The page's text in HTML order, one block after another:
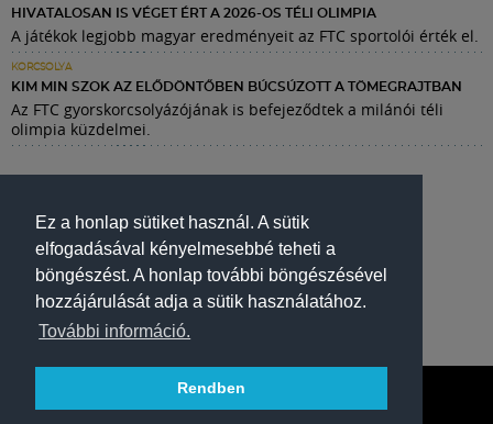
Ez a honlap sütiket használ. A sütik
elfogadásával kényelmesebbé teheti a
böngészést. A honlap további böngészésével
hozzájárulását adja a sütik használatához.
További információ.
Rendben
HIVATALOSAN IS VÉGET ÉRT A 2026-OS TÉLI OLIMPIA
A játékok legjobb magyar eredményeit az FTC sportolói érték el.
KORCSOLYA
KIM MIN SZOK AZ ELŐDÖNTŐBEN BÚCSÚZOTT A TÖMEGRAJTBAN
Az FTC gyorskorcsolyázójának is befejeződtek a milánói téli
olimpia küzdelmei.